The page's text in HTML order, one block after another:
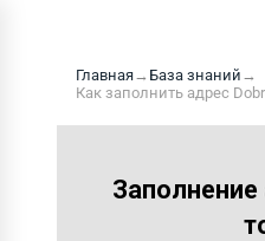
Главная→ База знаний →
Как заполнить адрес